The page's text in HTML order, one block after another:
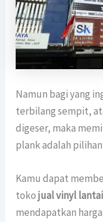
Namun bagi yang
terbilang sempit,
digeser, maka
plank adalah
Kamu dapat
tokojual vinyl
mendapatkan